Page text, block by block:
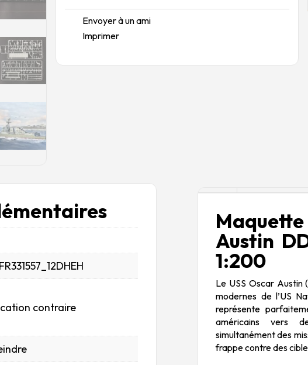
Envoyer à un ami
Imprimer
contraire
Austin
1:200
Le USS Oscar Austin
modernes de l’US
représente
américains vers
simultanément des
frappe contre des